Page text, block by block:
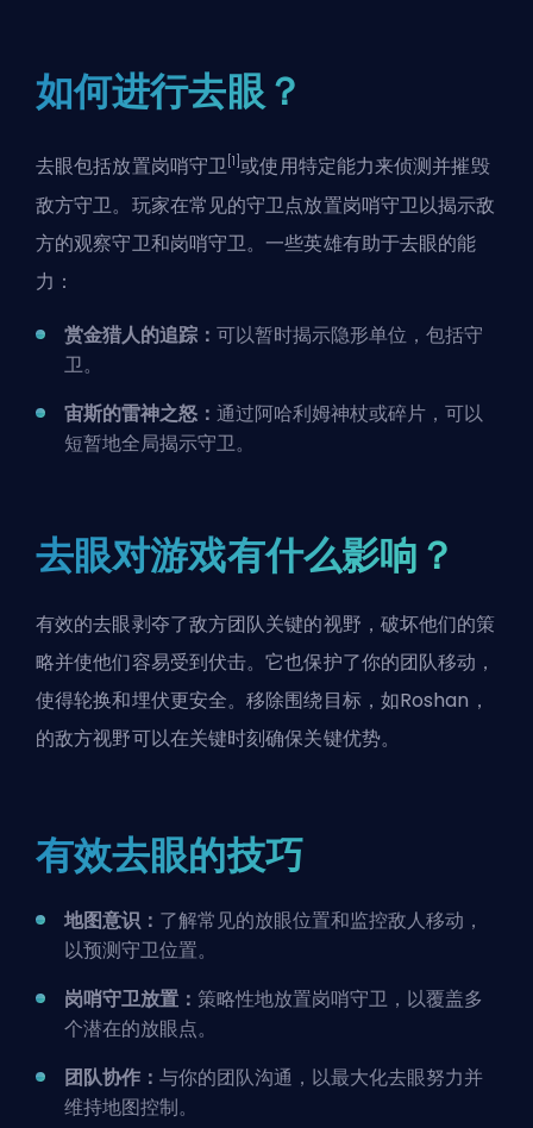
如何进行去眼？
去眼包括放置岗哨守卫 [1]或使用特定能力来侦测并摧毁
敌方守卫。玩家在常见的守卫点放置岗哨守卫以揭示敌
方的观察守卫和岗哨守卫。一些英雄有助于去眼的能
力：
赏金猎人的追踪： 可以暂时揭示隐形单位，包括守
卫。
宙斯的雷神之怒： 通过阿哈利姆神杖或碎片，可以
短暂地全局揭示守卫。
去眼对游戏有什么影响？
有效的去眼剥夺了敌方团队关键的视野，破坏他们的策
略并使他们容易受到伏击。它也保护了你的团队移动，
使得轮换和埋伏更安全。移除围绕目标，如Roshan，
的敌方视野可以在关键时刻确保关键优势。
有效去眼的技巧
地图意识： 了解常见的放眼位置和监控敌人移动，
以预测守卫位置。
岗哨守卫放置： 策略性地放置岗哨守卫，以覆盖多
个潜在的放眼点。
团队协作： 与你的团队沟通 ，以最大化去眼努力并
维持地图控制。